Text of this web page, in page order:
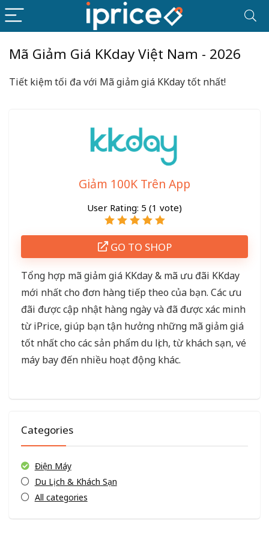
Mã Giảm Giá KKday Việt Nam - 2026
Tiết kiệm tối đa với Mã giảm giá KKdaytốt nhất!
Giảm 100K Trên App
User Rating: 5 (1 vote)
GO TO SHOP
Tổng hợp mã giảm giá KKday & mã ưu đãi KKday
mới nhất cho đơn hàng tiếp theo của bạn. Các ưu
đãi được cập nhật hàng ngày và đã được xác minh
từ iPrice, giúp bạn tận hưởng những mã giảm giá
tốt nhất cho các sản phẩm du lịch, từ khách sạn, vé
máy bay đến nhiều hoạt động khác.
Categories
Điện Máy
Du Lịch & Khách Sạn
All categories